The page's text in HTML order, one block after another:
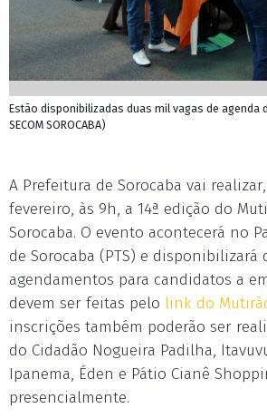
Estão disponibilizadas duas mil vagas de agenda
SECOM SOROCABA)
A Prefeitura de Sorocaba vai
fevereiro, às 9h, a 14ª edição do
Sorocaba. O evento acontecerá no
de Sorocaba (PTS) e disponibilizará
agendamentos para candidatos a
devem ser feitas pelo link do
inscrições também poderão ser
do Cidadão Nogueira Padilha,
Ipanema, Éden e Pátio Cianê
presencialmente.